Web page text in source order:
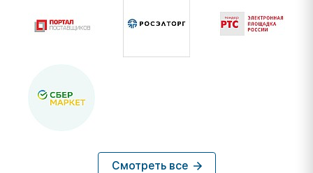
Смотреть все